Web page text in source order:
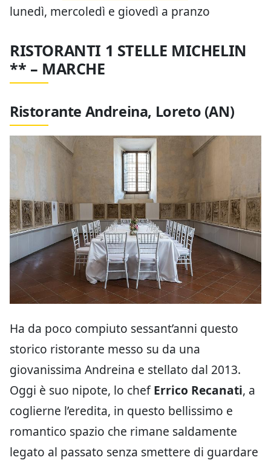
lunedì, mercoledì e giovedì a pranzo
RISTORANTI 1 STELLE MICHELIN
** – MARCHE
Ristorante Andreina, Loreto (AN)
Ha da poco compiuto sessant’anni questo
storico ristorante messo su da una
giovanissima Andreina e stellato dal 2013.
Oggi è suo nipote, lo chefErrico Recanati, a
coglierne l’eredita, in questo bellissimo e
romantico spazio che rimane saldamente
legato al passato senza smettere di guardare